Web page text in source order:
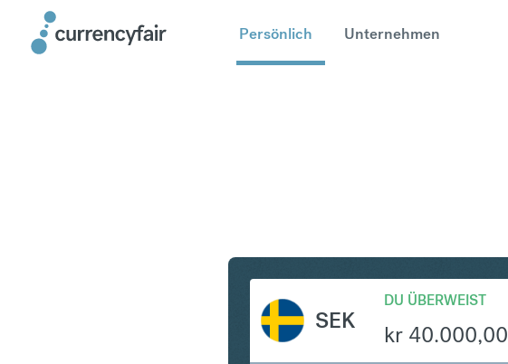
Persönlich Unternehmen
SEK
DU ÜBERWEIST
kr 40.000,00